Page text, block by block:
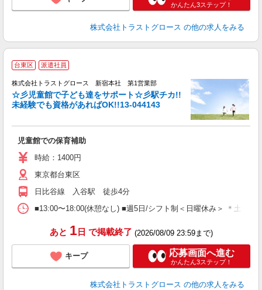
かんたん3ステップ！
株式会社トラストグロース の他の求人をみる
台東区 派遣社員
株式会社トラストグロース 新宿本社 第1営業部
☆彡児童館で子ども達をサポート☆彡駅チカ!!
未経験でも資格があればOK!!13-044143
児童館での保育補助
時給：1400円
東京都台東区
日比谷線 入谷駅 徒歩4分
■13:00〜18:00(休憩なし) ■週5日/シフト制＜日曜休み＞ ＊土曜日
あと 1日 で掲載終了 (2026/08/09 23:59まで)
キープ 応募画面へ進む
かんたん3ステップ！
株式会社トラストグロース の他の求人をみる